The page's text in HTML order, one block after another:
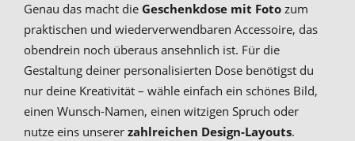
Genau das macht die Geschenkdose mit Foto zum
praktischen und wiederverwendbaren Accessoire, das
obendrein noch überaus ansehnlich ist. Für die
Gestaltung deiner personalisierten Dose benötigst du
nur deine Kreativität – wähle einfach ein schönes Bild,
einen Wunsch-Namen, einen witzigen Spruch oder
nutze eins unserer zahlreichen Design-Layouts.